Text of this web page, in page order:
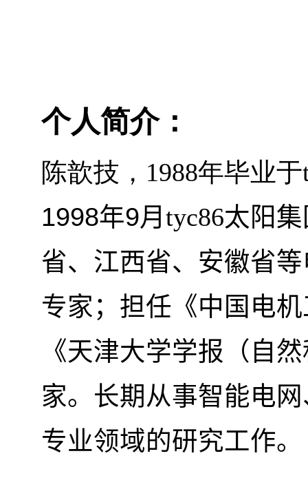
个人简介：
陈歆技， 1988年毕业
1998年9月tyc86太阳
省、江西省、安徽省
专家；担任《中国电
《天津大学学报（自
家。长期从事智能电
专业领域的研究工作。